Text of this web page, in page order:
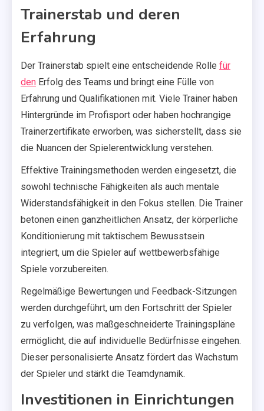
Trainerstab und deren
Erfahrung
Der Trainerstab spielt eine entscheidende Rolle für
den Erfolg des Teams und bringt eine Fülle von
Erfahrung und Qualifikationen mit. Viele Trainer haben
Hintergründe im Profisport oder haben hochrangige
Trainerzertifikate erworben, was sicherstellt, dass sie
die Nuancen der Spielerentwicklung verstehen.
Effektive Trainingsmethoden werden eingesetzt, die
sowohl technische Fähigkeiten als auch mentale
Widerstandsfähigkeit in den Fokus stellen. Die Trainer
betonen einen ganzheitlichen Ansatz, der körperliche
Konditionierung mit taktischem Bewusstsein
integriert, um die Spieler auf wettbewerbsfähige
Spiele vorzubereiten.
Regelmäßige Bewertungen und Feedback-Sitzungen
werden durchgeführt, um den Fortschritt der Spieler
zu verfolgen, was maßgeschneiderte Trainingspläne
ermöglicht, die auf individuelle Bedürfnisse eingehen.
Dieser personalisierte Ansatz fördert das Wachstum
der Spieler und stärkt die Teamdynamik.
Investitionen in Einrichtungen